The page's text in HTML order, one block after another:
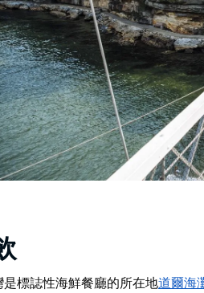
是標誌性海鮮餐廳的所在地道爾海